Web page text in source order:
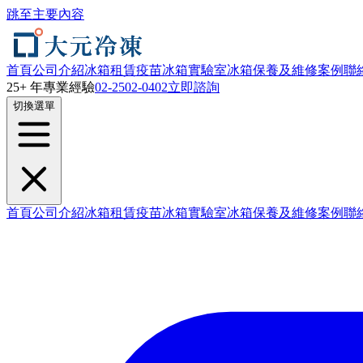
跳至主要內容
首頁公司介紹冰箱租賃疫苗冰箱實驗室冰箱保養及維修案例聯
25+ 年專業經驗02-2502-0402立即諮詢
切換選單
首頁公司介紹冰箱租賃疫苗冰箱實驗室冰箱保養及維修案例聯